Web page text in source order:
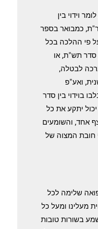
וידוי בין
כמבואר בספר
על פי ההלכה בכל
סדר תש"ת, או
לבטלה,
ואע"פ
בוידוי בין סדר
יתקע את כל
אחד, והשומעים
חובת המצוה של
שלימה לכל
מעלינו ומעל כל
בשורות טובות